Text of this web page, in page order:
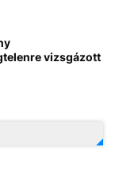
vizsgázott